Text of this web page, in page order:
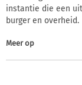
instantie die een
burger en overheid.
Meer op